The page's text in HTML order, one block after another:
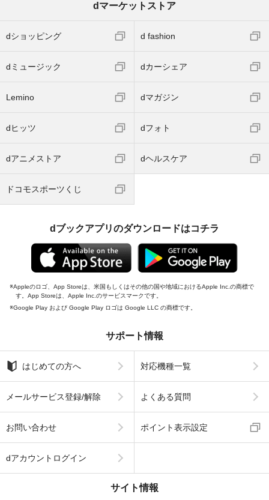
dマーケットストア
dショッピング d fashion
dミュージック dカーシェア
Lemino dマガジン
dヒッツ dフォト
dアニメストア dヘルスケア
ドコモスポーツくじ
dブックアプリのダウンロードはコチラ
Appleのロゴ、App Storeは、米国もしくはその他の国や地域におけるApple Inc.の商標で
す。App Storeは、Apple Inc.のサービスマークです。
Google Play および Google Play ロゴは Google LLC の商標です。
サポート情報
はじめての方へ 対応機種一覧
メールサービス登録/解除 よくある質問
お問い合わせ ポイント表示設定
dアカウントログイン
サイト情報